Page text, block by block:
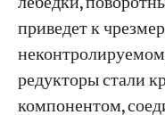
Проекты
Блоги
Новости
Заявления
О нас
приведет к
редукторы стали
компонентом,